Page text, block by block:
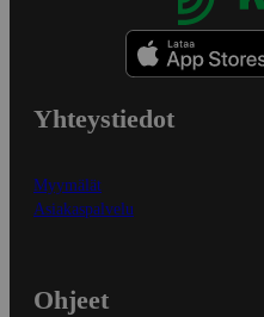
Yhteystiedot
Myymälät
Asiakaspalvelu
Ohjeet